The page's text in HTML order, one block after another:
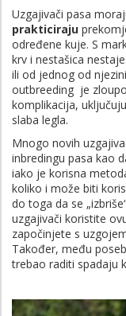
Uzgajivači pasa
prakticiraju
određene kuje. S
krv i nestašica
ili od jednog od
outbreeding je
komplikacija,
slaba legla.
Mnogo novih
inbredingu pasa kao
iako je korisna
koliko i može biti
do toga da se
uzgajivači koristite
započinjete s
Također, među
trebao raditi spadaju